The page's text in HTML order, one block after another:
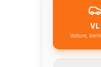
VL
Voiture,